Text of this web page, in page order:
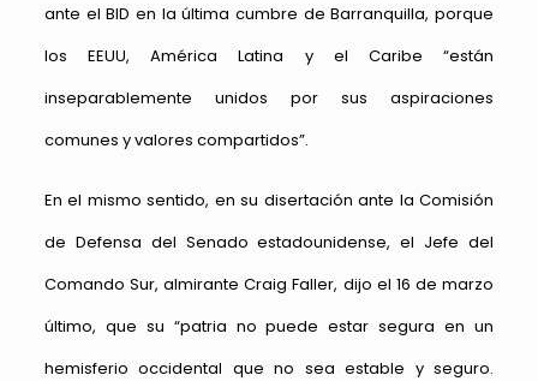
ante el BID en la última cumbre de Barranquilla, porque
los EEUU, América Latina y el Caribe “están
inseparablemente unidos por sus aspiraciones
comunes y valores compartidos”.
En el mismo sentido, en su disertación ante la Comisión
de Defensa del Senado estadounidense, el Jefe del
Comando Sur, almirante Craig Faller, dijo el 16 de marzo
último, que su “patria no puede estar segura en un
hemisferio occidental que no sea estable y seguro.